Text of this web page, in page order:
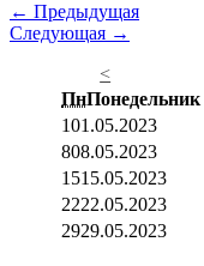
← Предыдущая
Следующая →
<
ПнПонедельник
101.05.2023
808.05.2023
1515.05.2023
2222.05.2023
2929.05.2023